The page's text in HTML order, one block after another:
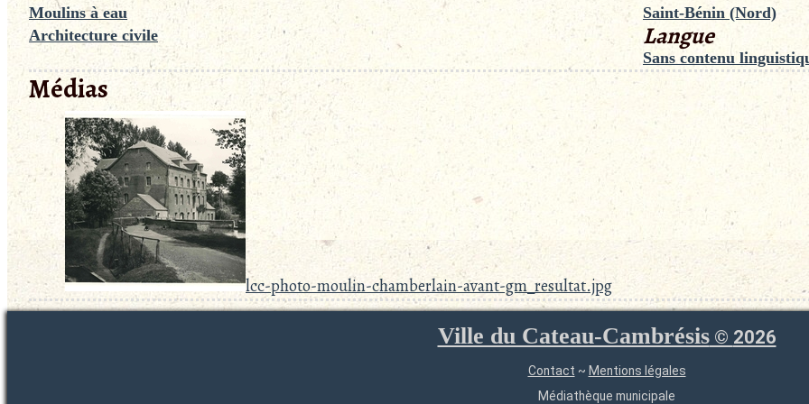
Moulins à eau
Architecture civile
Saint-Bénin (Nord)
Langue
Sans contenu
Médias
lcc-photo-moulin-chamberlain-avant-gm_resultat.jpg
Ville du Cateau-Cambrésis© 2026
Contact ~ Mentions légales
Médiathèque municipale